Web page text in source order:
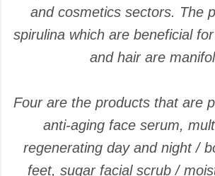
and cosmetics sectors. The
spirulina which are beneficial
and hair are
Four are the products that are
anti-aging face serum,
regenerating day and night /
feet, sugar facial scrub /